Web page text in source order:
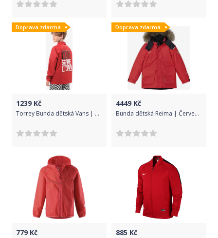
Doprava zdarma
1239 Kč
Torrey Bunda dětská Vans | Červená | Chlapecké | M
Doprava zdarma
4449 Kč
Bunda dětská Reima | Červená | Chlapecké | 134
779 Kč 885 Kč